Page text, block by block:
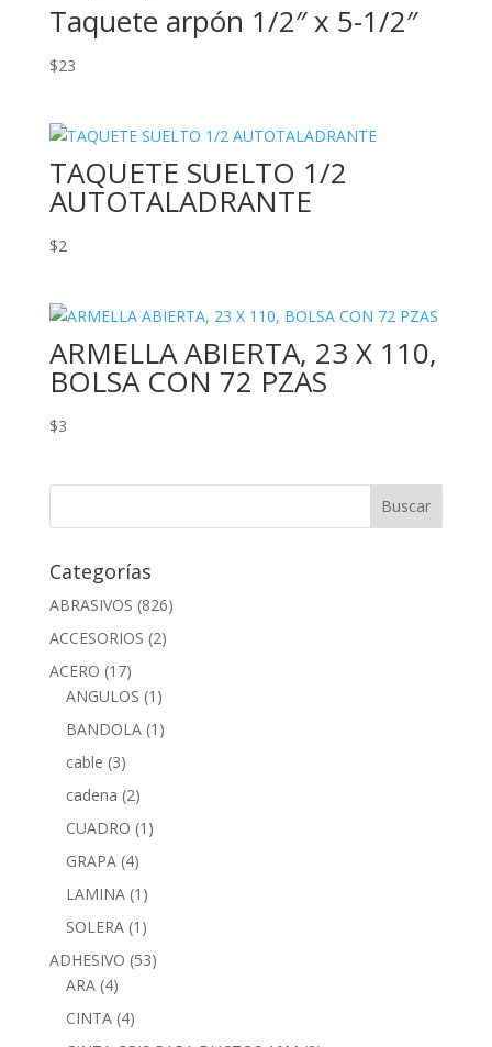
Taquete arpón 1/2″ x 5-1/2″
$23
TAQUETE SUELTO 1/2
AUTOTALADRANTE
$2
ARMELLA ABIERTA, 23 X 110,
BOLSA CON 72 PZAS
$3
Categorías
ABRASIVOS (826)
ACCESORIOS (2)
ACERO (17)
ANGULOS (1)
BANDOLA (1)
cable (3)
cadena (2)
CUADRO (1)
GRAPA (4)
LAMINA (1)
SOLERA (1)
ADHESIVO (53)
ARA (4)
CINTA (4)